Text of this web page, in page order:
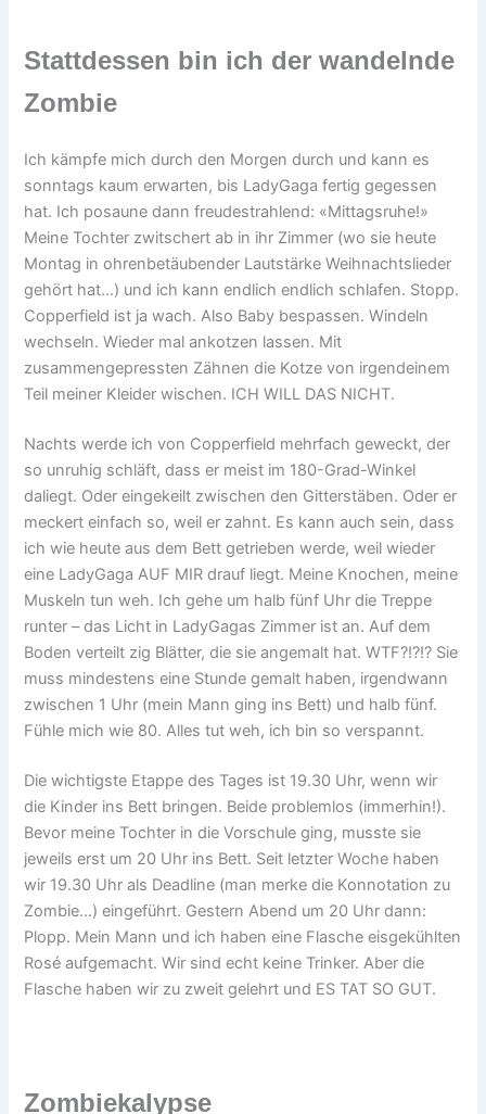
Stattdessen bin ich der wandelnde
Zombie
Ich kämpfe mich durch den Morgen durch und kann es
sonntags kaum erwarten, bis LadyGaga fertig gegessen
hat. Ich posaune dann freudestrahlend: «Mittagsruhe!»
Meine Tochter zwitschert ab in ihr Zimmer (wo sie heute
Montag in ohrenbetäubender Lautstärke Weihnachtslieder
gehört hat…) und ich kann endlich endlich schlafen. Stopp.
Copperfield ist ja wach. Also Baby bespassen. Windeln
wechseln. Wieder mal ankotzen lassen. Mit
zusammengepressten Zähnen die Kotze von irgendeinem
Teil meiner Kleider wischen. ICH WILL DAS NICHT.
Nachts werde ich von Copperfield mehrfach geweckt, der
so unruhig schläft, dass er meist im 180-Grad-Winkel
daliegt. Oder eingekeilt zwischen den Gitterstäben. Oder er
meckert einfach so, weil er zahnt. Es kann auch sein, dass
ich wie heute aus dem Bett getrieben werde, weil wieder
eine LadyGaga AUF MIR drauf liegt. Meine Knochen, meine
Muskeln tun weh. Ich gehe um halb fünf Uhr die Treppe
runter – das Licht in LadyGagas Zimmer ist an. Auf dem
Boden verteilt zig Blätter, die sie angemalt hat. WTF?!?!? Sie
muss mindestens eine Stunde gemalt haben, irgendwann
zwischen 1 Uhr (mein Mann ging ins Bett) und halb fünf.
Fühle mich wie 80. Alles tut weh, ich bin so verspannt.
Die wichtigste Etappe des Tages ist 19.30 Uhr, wenn wir
die Kinder ins Bett bringen. Beide problemlos (immerhin!).
Bevor meine Tochter in die Vorschule ging, musste sie
jeweils erst um 20 Uhr ins Bett. Seit letzter Woche haben
wir 19.30 Uhr als Deadline (man merke die Konnotation zu
Zombie…) eingeführt. Gestern Abend um 20 Uhr dann:
Plopp. Mein Mann und ich haben eine Flasche eisgekühlten
Rosé aufgemacht. Wir sind echt keine Trinker. Aber die
Flasche haben wir zu zweit gelehrt und ES TAT SO GUT.
Zombiekalypse